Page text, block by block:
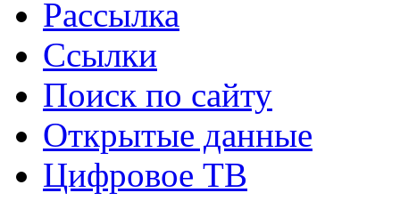
Рассылка
Ссылки
Поиск по сайту
Открытые данные
Цифровое ТВ